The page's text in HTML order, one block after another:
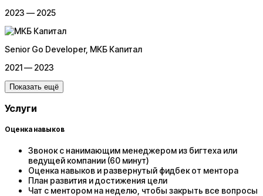
2023 — 2025
Senior Go Developer, МКБ Капитал
2021 — 2023
Показать ещё
Услуги
Оценка навыков
Звонок с нанимающим менеджером из бигтеха или
ведущей компании (60 минут)
Оценка навыков и развернутый фидбек от ментора
План развития и достижения цели
Чат с ментором на неделю, чтобы закрыть все вопросы